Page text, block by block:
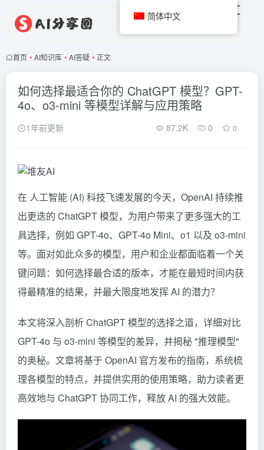
首页 • AI知识库 • AI答疑 • 正文
如何选择最适合你的 ChatGPT 模型？GPT-
4o、o3-mini 等模型详解与应用策略
1年前更新 87.2K 0 0
在 人工智能 (AI) 科技飞速发展的今天，OpenAI 持续推
出更迭的 ChatGPT模型，为用户带来了更多强大的工
具选择，例如 GPT-4o、GPT-4o Mini、o1 以及 o3-mini
等。面对如此众多的模型，用户和企业都面临着一个关
键问题：如何选择最合适的版本，才能在最短时间内获
得最精准的结果，并最大限度地发挥 AI 的潜力？
本文将深入剖析 ChatGPT 模型的选择之道，详细对比
GPT-4o 与 o3-mini 等模型的差异，并揭秘 "推理模型"
的奥秘。文章将基于 OpenAI 官方发布的指南，系统梳
理各模型的特点，并提供实用的使用策略，助力读者更
高效地与 ChatGPT 协同工作，释放 AI 的强大效能。
简体中文